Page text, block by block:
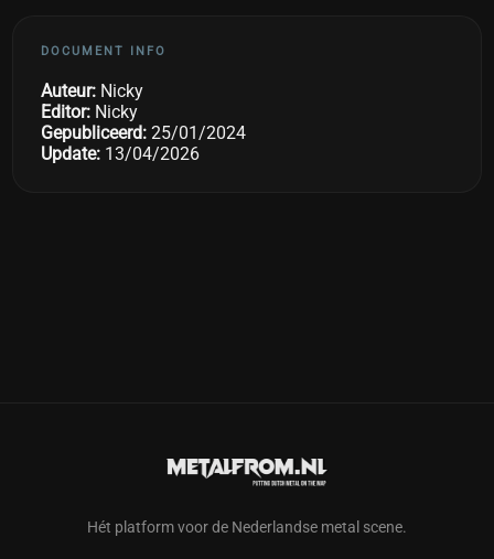
DOCUMENT INFO
Auteur: Nicky
Editor: Nicky
Gepubliceerd: 25/01/2024
Update: 13/04/2026
Hét platform voor de Nederlandse metal scene.